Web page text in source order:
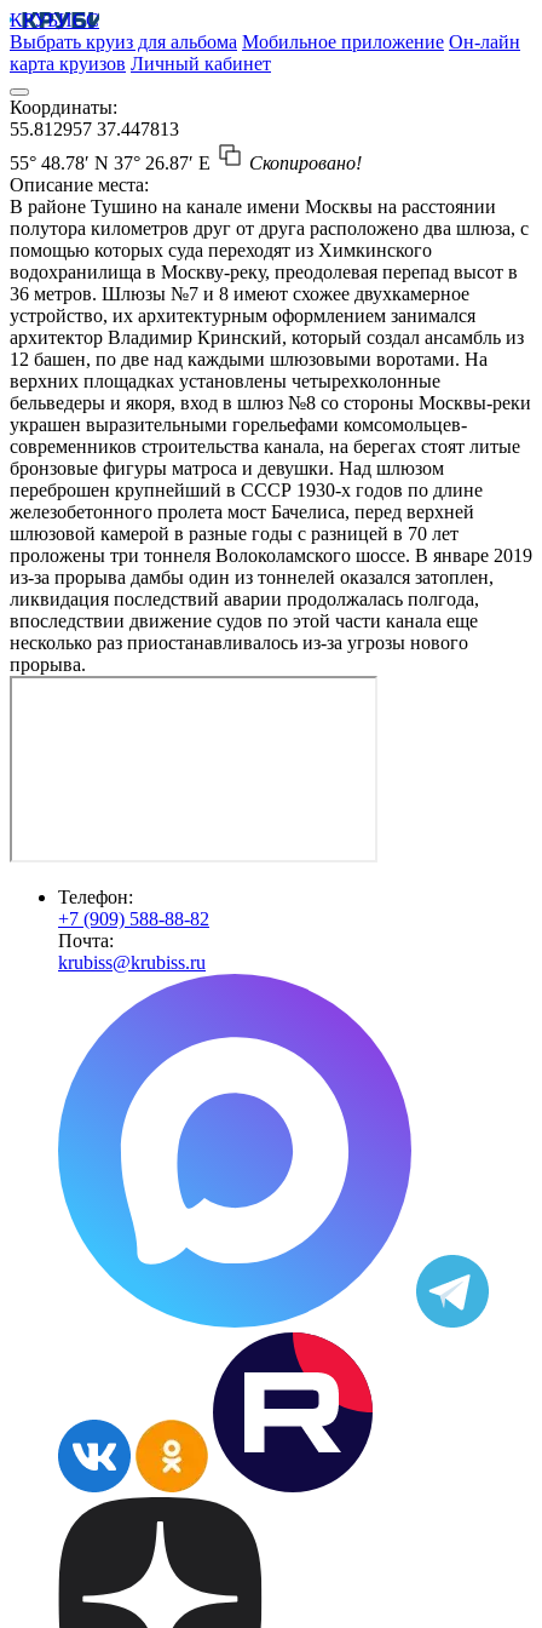
КРУБИСС
Выбрать круиз для альбома Мобильное приложение Он-лайн
карта круизов Личный кабинет
Координаты:
55.812957 37.447813
55° 48.78′ N 37° 26.87′ E
Скопировано!
Описание места:
В районе Тушино на канале имени Москвы на расстоянии
полутора километров друг от друга расположено два шлюза, с
помощью которых суда переходят из Химкинского
водохранилища в Москву-реку, преодолевая перепад высот в
36 метров. Шлюзы №7 и 8 имеют схожее двухкамерное
устройство, их архитектурным оформлением занимался
архитектор Владимир Кринский, который создал ансамбль из
12 башен, по две над каждыми шлюзовыми воротами. На
верхних площадках установлены четырехколонные
бельведеры и якоря, вход в шлюз №8 со стороны Москвы-реки
украшен выразительными горельефами комсомольцев-
современников строительства канала, на берегах стоят литые
бронзовые фигуры матроса и девушки. Над шлюзом
переброшен крупнейший в СССР 1930-х годов по длине
железобетонного пролета мост Бачелиса, перед верхней
шлюзовой камерой в разные годы с разницей в 70 лет
проложены три тоннеля Волоколамского шоссе. В январе 2019
из-за прорыва дамбы один из тоннелей оказался затоплен,
ликвидация последствий аварии продолжалась полгода,
впоследствии движение судов по этой части канала еще
несколько раз приостанавливалось из-за угрозы нового
прорыва.
Телефон:
+7 (909) 588-88-82
Почта:
krubiss@krubiss.ru